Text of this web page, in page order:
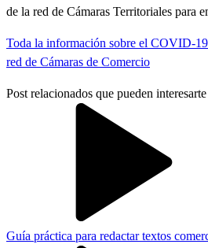
de la red de Cámaras Territoriales para
Toda la información sobre el COVID-
red de Cámaras de Comercio
Post relacionados que pueden interesarte
Guía práctica para redactar textos